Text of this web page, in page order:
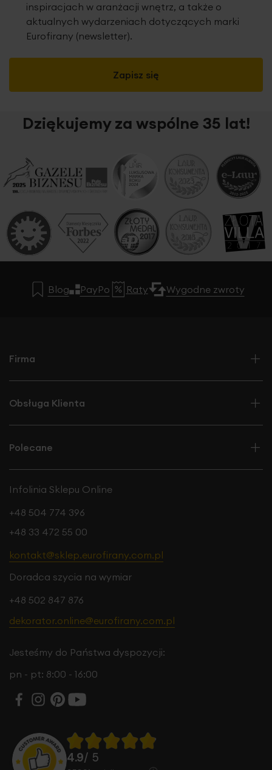
Zapisz się
inspiracjach w aranżacji wnętrz, a także o
aktualnych wydarzeniach dotyczących marki
Eurofirany (newsletter).
Dziękujemy za wspólne 35 lat!
Blog PayPo Raty Wygodne zwroty
Firma
Obsługa Klienta
Polecane
Infolinia Sklepu Online
+48 504 774 396
+48 33 472 55 00
kontakt@sklep.eurofirany.com.pl
Doradca szycia na wymiar
+48 502 847 876
dekorator.online@eurofirany.com.pl
Jesteśmy do Państwa dyspozycji:
pn - pt: 8:00 - 16:00
4.9/ 5